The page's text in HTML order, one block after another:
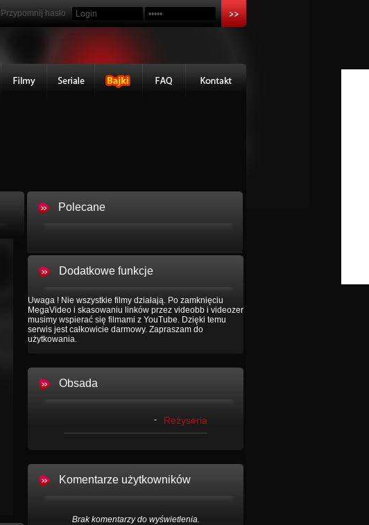
Przypomnij hasło
Polecane
Dodatkowe funkcje
Uwaga ! Nie wszystkie filmy działają. Po zamknięciu
MegaVideo i skasowaniu linków przez videobb i videozer
musimy wspierać się filmami z YouTube. Dzięki temu
serwis jest całkowicie darmowy. Zapraszam do
użytkowania.
Obsada
- Reżyseria
Komentarze użytkowników
Brak komentarzy do wyświetlenia.